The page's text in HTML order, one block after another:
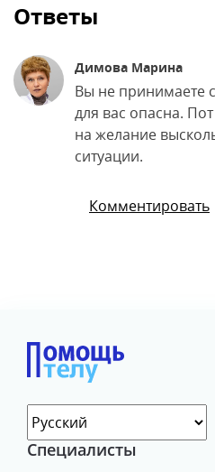
Ответы
Димова Марина
Вы не принимаете
для вас опасна.
на желание
ситуации.
Комментировать
Специалисты